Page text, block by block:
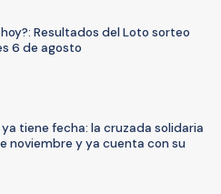
Resultados del Loto sorteo
6 de agosto
tiene fecha: la cruzada solidaria
noviembre y ya cuenta con su